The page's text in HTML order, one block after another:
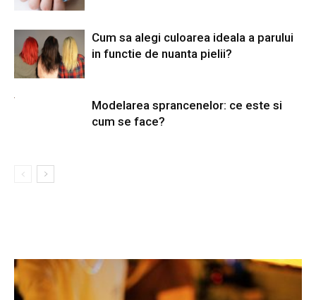
Cum sa alegi culoarea ideala a parului
in functie de nuanta pielii?
Modelarea sprancenelor: ce este si
cum se face?